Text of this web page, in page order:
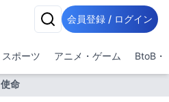
会員登録 / ログイン
スポーツ アニメ・ゲーム BtoB・
使命